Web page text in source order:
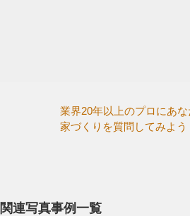
業界20年以上のプロにあ
家づくりを質問してみよう
関連写真事例一覧